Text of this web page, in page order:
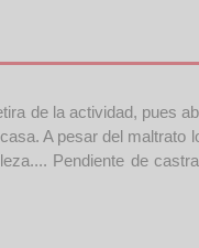
de la actividad, pues
A pesar del maltrato
Pendiente de